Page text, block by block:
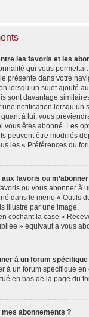
les favoris et les
qui vous
présente dans votre
lorsqu’un sujet ajouté
sont davantage
notification lorsqu’un
à lui, vous
vous êtes abonné. Les
peuvent être modifiés
les « Préférences du
favoris ou
ou vous abonner à
dans le menu « Outils
illustré par une image.
cochant la case «
» équivaut à vous
à un forum spécifique
à un forum spécifique
en bas de la page du
abonnements ?